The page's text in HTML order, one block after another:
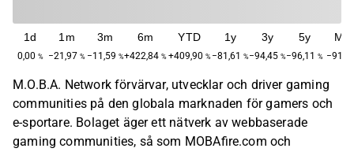
1d
0,00 %
1m
−21,97 %
3m
−11,59 %
6m
+422,84 %
YTD
+409,90 %
1y
−81,61 %
3y
−94,45 %
5y
−96,11 %
M.O.B.A. Network förvärvar, utvecklar och driver gaming
communities på den globala marknaden för gamers och
e-sportare. Bolaget äger ett nätverk av webbaserade
gaming communities, så som MOBAfire.com och